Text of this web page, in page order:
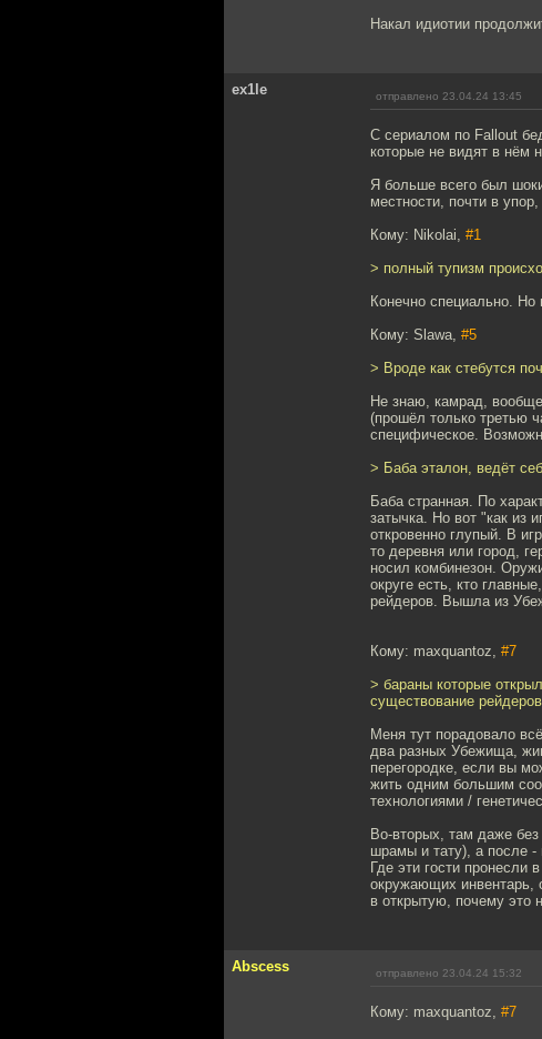
Накал идиотии
ex1le отправлено 23.04.24 13:45
С сериалом по Fallout
которые не видят в нём
Я больше всего был
местности, почти в
Кому: Nikolai, #1
> полный тупизм
Конечно специально. Но
Кому: Slawa, #5
> Вроде как стебутся
Не знаю, камрад,
(прошёл только третью
специфическое.
> Баба эталон, ведёт
Баба странная. По
затычка. Но вот "как из
откровенно глупый. В
то деревня или город,
носил комбинезон.
округе есть, кто
рейдеров. Вышла из
Кому: maxquantoz, #7
> бараны которые
существование рейдеров
Меня тут порадовало
два разных Убежища,
перегородке, если вы
жить одним большим
технологиями /
Во-вторых, там даже
шрамы и тату), а после -
Где эти гости пронесли
окружающих инвентарь,
в открытую, почему это
Abscess отправлено 23.04.24 15:32
Кому: maxquantoz, #7